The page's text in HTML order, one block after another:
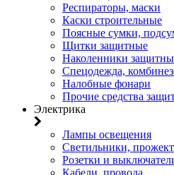
Респираторы, маски
Каски строительные
Поясные сумки,
Щитки защитные
Наколенники
Спецодежда,
Налобные фонари
Прочие средства
Электрика
Лампы освещения
Светильники,
Розетки и
Кабели, провода